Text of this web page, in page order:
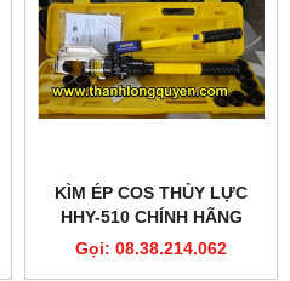
KÌM ÉP COS THỦY LỰC
HHY-510 CHÍNH HÃNG
Gọi: 08.38.214.062